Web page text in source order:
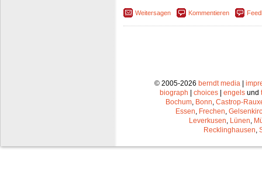
Weitersagen Kommentieren
© 2005-2026 berndt media |
biograph | choices | engels und
Bochum Bonn Castrop-
Essen Frechen
Leverkusen Lünen
Recklinghausen